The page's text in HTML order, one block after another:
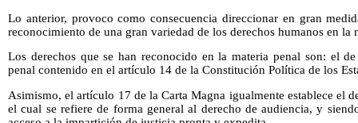
Lo anterior, provoco como consecuencia direccionar en gran
reconocimiento de una gran variedad de los derechos humanos en la
Los derechos que se han reconocido en la materia penal son: el
penal contenido en el artículo 14 de la Constitución Política de los
Asimismo, el artículo 17 de la Carta Magna igualmente establece el
el cual se refiere de forma general al derecho de audiencia, y